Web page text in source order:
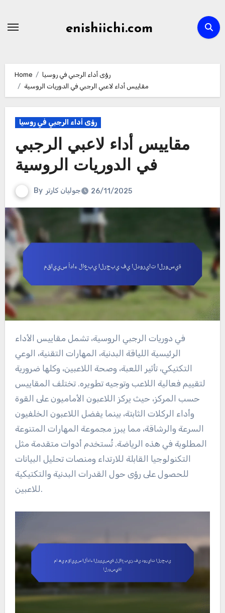
enishiichi.com
Home
رؤى أداء الرجبي في روسيا
مقاييس أداء لاعبي الرجبي في الدوريات الروسية
رؤى أداء الرجبي في روسيا
مقاييس أداء لاعبي الرجبي
في الدوريات الروسية
By جوليان كارتر 26/11/2025
في دوريات الرجبي الروسية، تشمل مقاييس الأداء
الرئيسية اللياقة البدنية، المهارات التقنية، الوعي
التكتيكي، تأثير اللعبة، وصحة اللاعبين، وكلها ضرورية
لتقييم فعالية اللاعب وتوجيه تطويره. تختلف المقاييس
حسب المركز، حيث يركز اللاعبون الأماميون على القوة
وأداء الركلات الثابتة، بينما يفضل اللاعبون الخلفيون
السرعة والرشاقة، مما يبرز مجموعة المهارات المتنوعة
المطلوبة في هذه الرياضة. تُستخدم أدوات متقدمة مثل
التكنولوجيا القابلة للارتداء ومنصات تحليل البيانات
للحصول على رؤى حول القدرات البدنية والتكتيكية
للاعبين.